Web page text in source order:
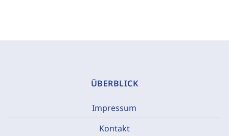
ÜBERBLICK
Impressum
Kontakt